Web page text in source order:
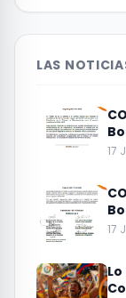
LAS
17
17